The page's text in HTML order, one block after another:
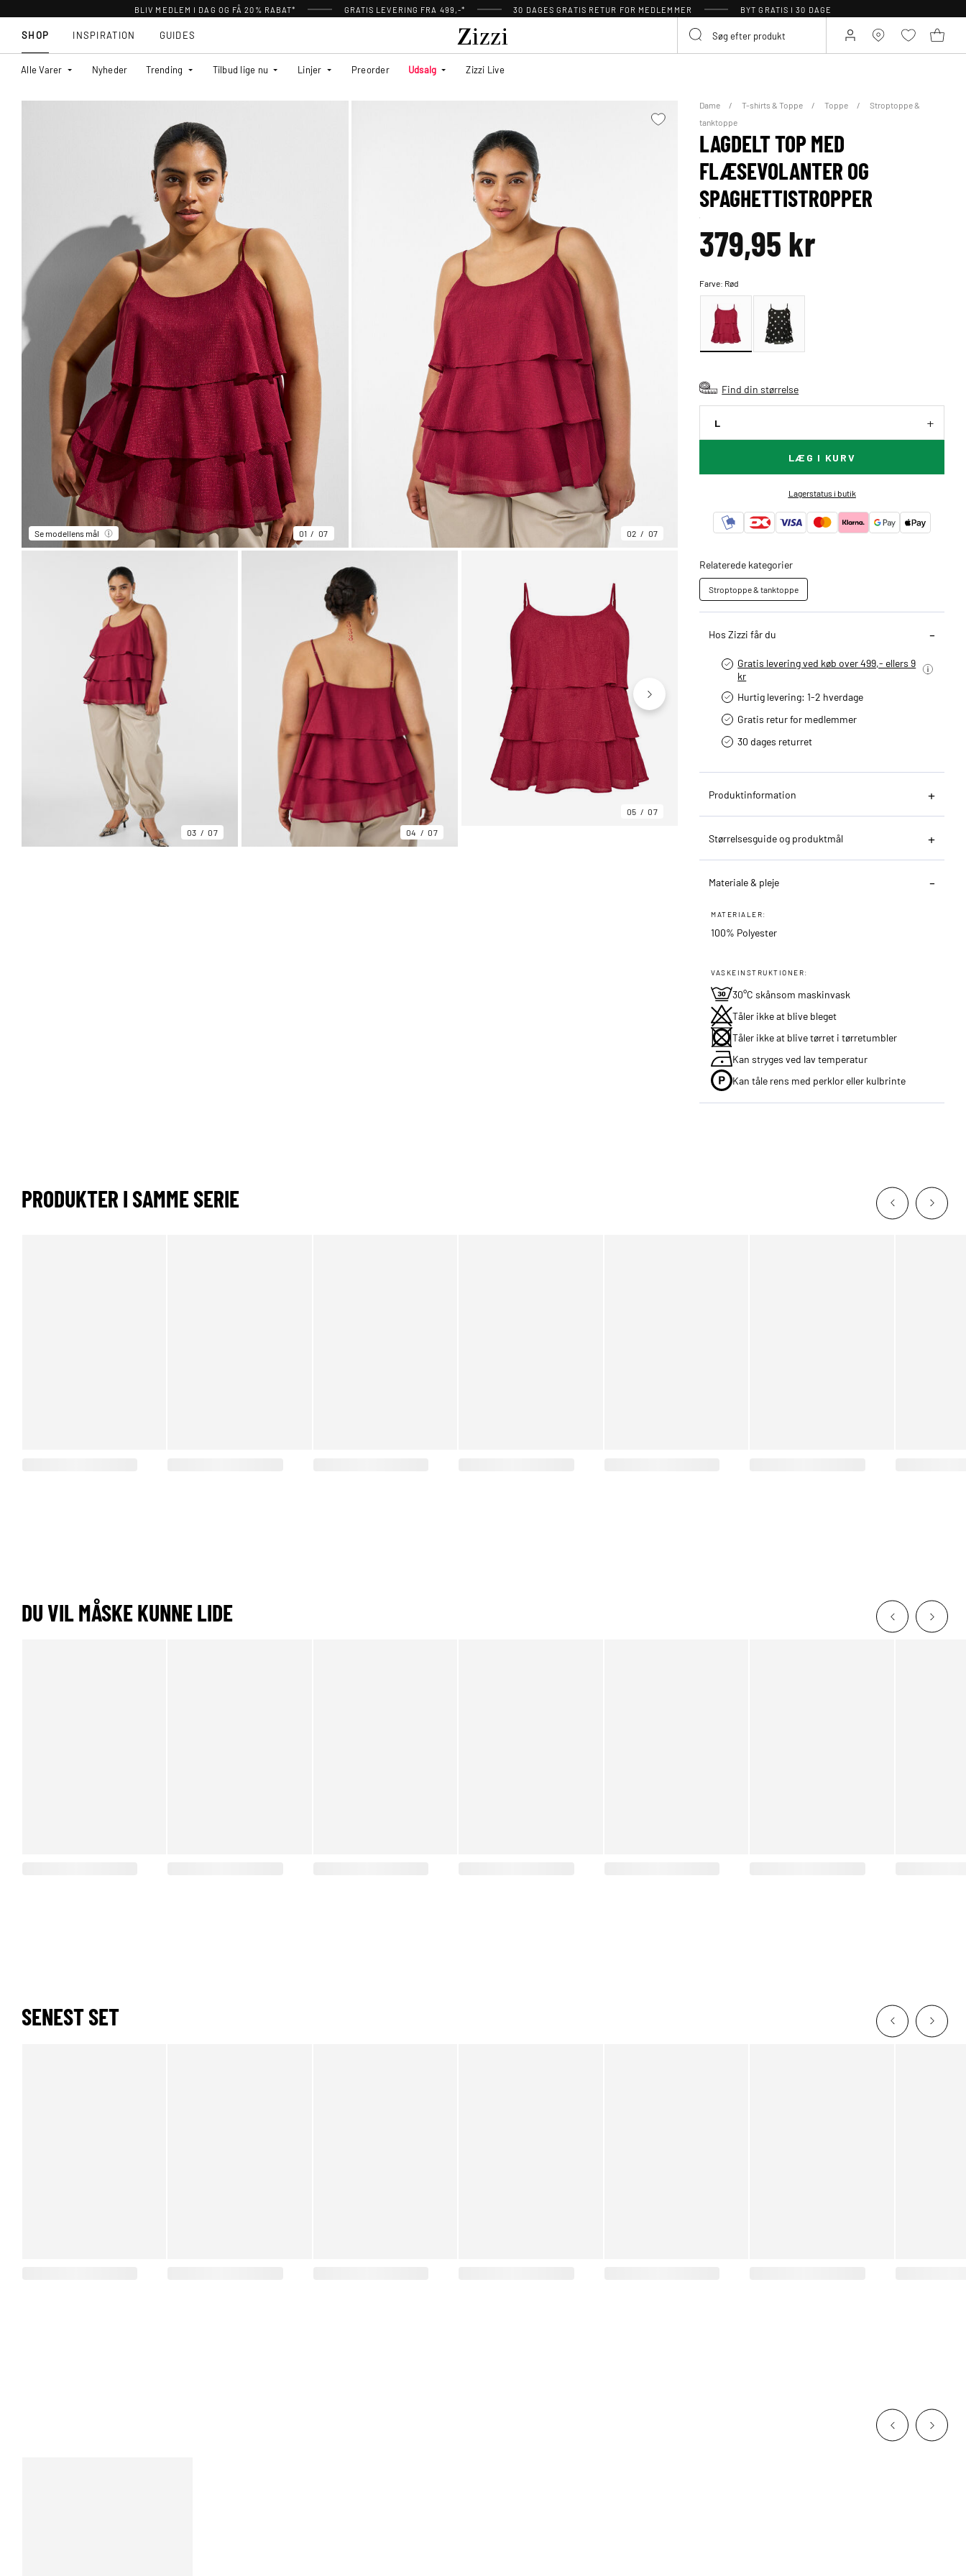
BLIV MEDLEM I DAG OG FÅ 20% RABAT* GRATIS LEVERING FRA 499,-* 30 DAGES GRATIS RETUR FOR MEDLEMMER BYT GRATIS I 30 DAGE
SHOP
Alle Varer Nyheder Trending Tilbud lige nu Linjer Preorder Udsalg Zizzi Live
INSPIRATION GUIDES
Se modellens mål 01 07 02 07
03 07 04 07
05 07
Dame T-shirts & Toppe Toppe
Stroptoppe &
tanktoppe
LAGDELT TOP MED
FLÆSEVOLANTER OG
SPAGHETTISTROPPER
379,95 kr
Farve: Rød
Find din størrelse
L
LÆG I KURV
Lagerstatus i butik
Relaterede kategorier
Stroptoppe & tanktoppe
Hos Zizzi får du
Gratis levering ved køb over 499,- ellers 9
kr
Hurtig levering­: 1-2 hverdage
Gratis retur for medlemmer
30 dages returret
Produktinformation
Størrelsesguide og produktmål
Materiale & pleje
MATERIALER:
100% Polyester
VASKEINSTRUKTIONER:
30°C skånsom maskinvask
Tåler ikke at blive bleget
Tåler ikke at blive tørret i tørretumbler
Kan stryges ved lav temperatur
Kan tåle rens med perklor eller kulbrinte
PRODUKTER I SAMME SERIE
DU VIL MÅSKE KUNNE LIDE
SENEST SET